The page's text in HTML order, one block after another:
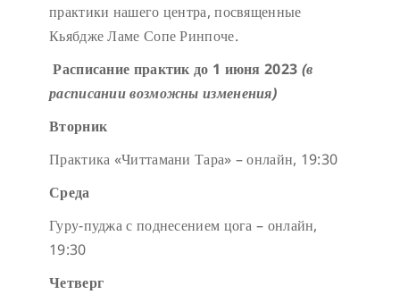
практики нашего центра, посвященные
Кьябдже Ламе Сопе Ринпоче.
Расписание практик до 1 июня 2023 (в
расписании возможны изменения)
Вторник
Практика «Читтамани Тара» – онлайн, 19:30
Среда
Гуру-пуджа с поднесением цога – онлайн,
19:30
Четверг